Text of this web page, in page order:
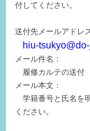
付してください。
送付先メールアドレ
hiu-
メール件名：
履修カルテの送付
メール本文：
学籍番号と氏名を
ください。